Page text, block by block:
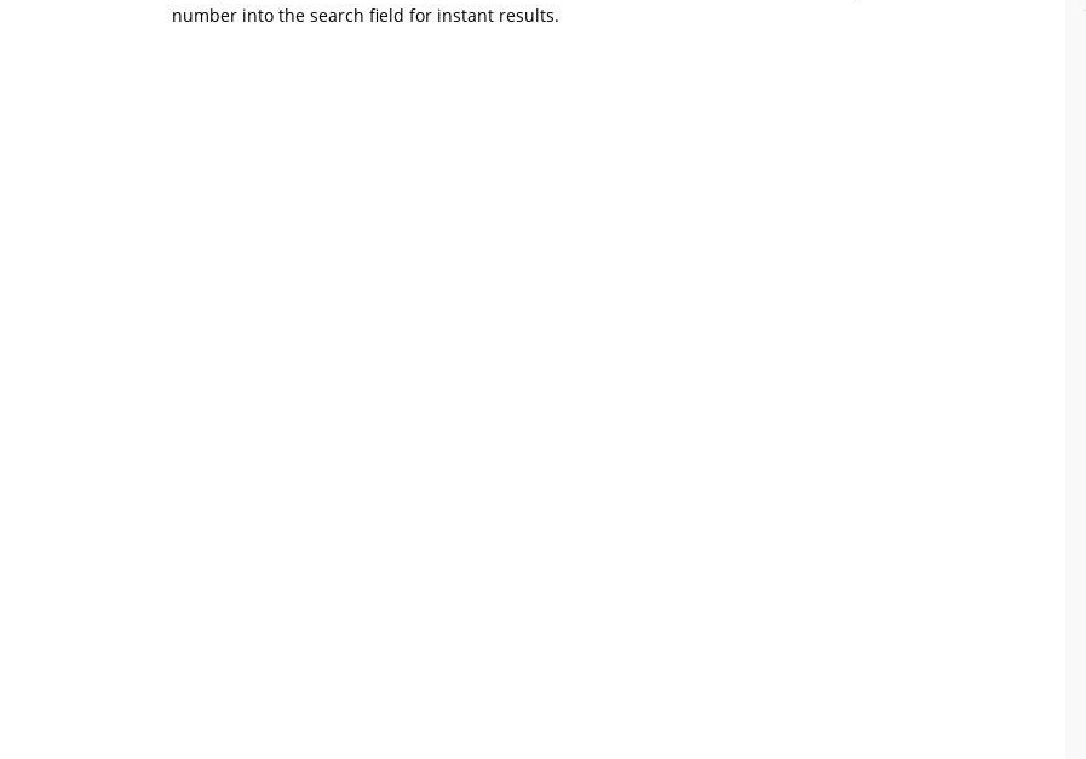
number into the search field for instant results.